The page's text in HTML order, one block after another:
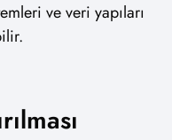
ve veri yapıları